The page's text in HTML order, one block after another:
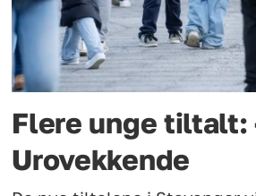
Flere unge tiltalt:
Urovekkende